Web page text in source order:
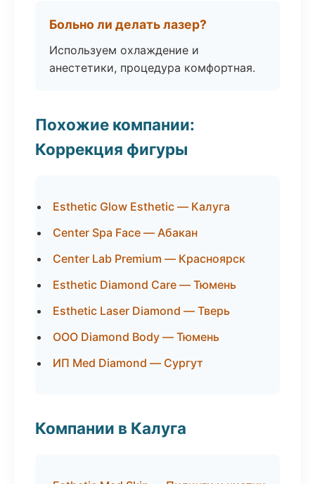
Больно ли делать лазер?
Используем охлаждение и
анестетики, процедура комфортная.
Похожие компании:
Коррекция фигуры
Esthetic Glow Esthetic — Калуга
Center Spa Face — Абакан
Center Lab Premium — Красноярск
Esthetic Diamond Care — Тюмень
Esthetic Laser Diamond — Тверь
ООО Diamond Body — Тюмень
ИП Med Diamond — Сургут
Компании в Калуга